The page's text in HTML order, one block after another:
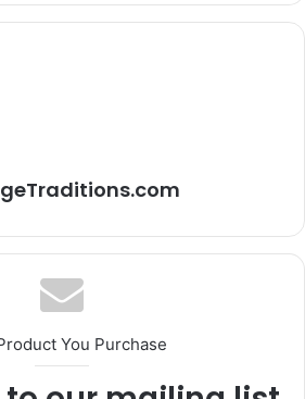
You Purchase